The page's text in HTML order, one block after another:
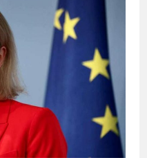
ΠΛΟΊΑ
ΣΤΗ
ΜΕΣΌΓΕΙΟ